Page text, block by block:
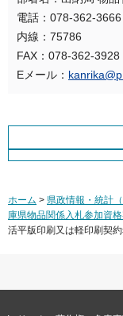
電話：078-362-3666
内線：75786
FAX：078-362-3928
Eメール：
ホーム > 県政情報・統計（
庫県物品関係入札参加資
活平版印刷又は軽印刷契